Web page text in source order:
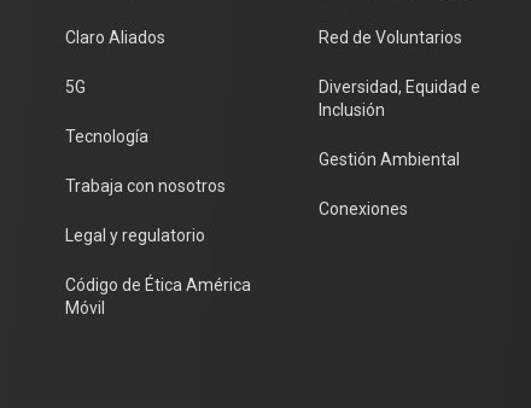
Claro Aliados
5G
Tecnología
Trabaja con nosotros
Legal y regulatorio
Código de Ética América
Móvil
Red de Voluntarios
Diversidad, Equidad e
Inclusión
Gestión Ambiental
Conexiones